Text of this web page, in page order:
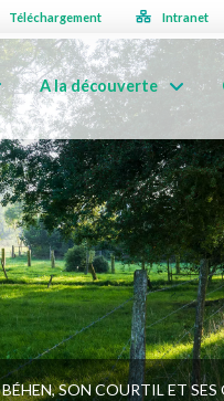
Téléchargement Intranet
A la découverte
BÉHEN, SON COURTIL ET SES